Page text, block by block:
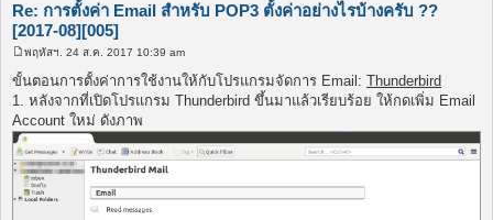
Re: การตั้งค่า Email สำหรับ POP3 ตั้งค่าอย่างไรบ้างครับ ??
[2017-08][005]
พ
ส
ต์
พฤหัสฯ. 24 ส.ค. 2017 10:39 am
ขั้นตอนการตั้งค่าการใช้งานให้กับโปรแกรมจัดการ Email: Thunderbird
1. หลังจากที่เปิดโปรแกรม Thunderbird ขึ้นมาแล้วเรียบร้อย ให้กดเพิ่ม Email
Account ใหม่ ดังภาพ